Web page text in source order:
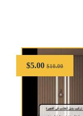
$10.00
$5.00